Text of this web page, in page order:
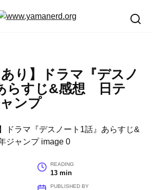
あり】ドラマ『デスノ
らすじ&感想 日テ
ンプ
READING
13 min
PUBLISHED BY